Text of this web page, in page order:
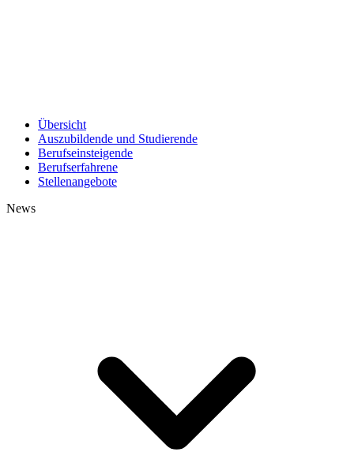
Übersicht
Auszubildende und Studierende
Berufseinsteigende
Berufserfahrene
Stellenangebote
News